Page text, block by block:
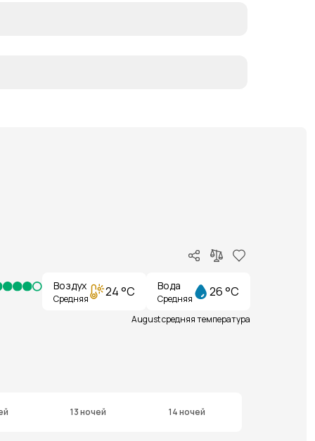
Воздух
Средняя 24 °C Вода
Средняя 26 °C
August средняя температура
13 ночей 14 ночей